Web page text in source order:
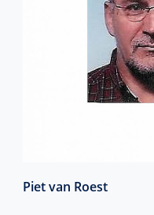
Piet van Roest